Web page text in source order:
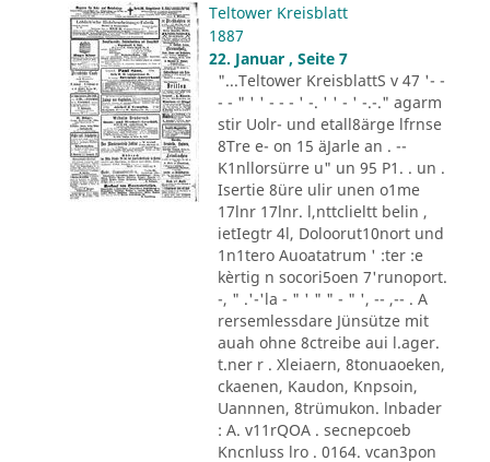
Teltower Kreisblatt
1887
22. Januar , Seite 7
"...Teltower KreisblattS v 47 '- -
- - " ' ' - - - ' -. ' ' - ' -.-." agarm
stir Uolr- und etall8ärge lfrnse
8Tre e- on 15 äJarle an . --
K1nllorsürre u" un 95 P1. . un .
Isertie 8üre ulir unen o1me
17lnr 17lnr. l,nttclieltt belin ,
ietIegtr 4l, Doloorut10nort und
1n1tero Auoatatrum ' :ter :e
kèrtig n socori5oen 7'runoport.
-, " .'-'la - " ' " " - " ', -- ,-- . A
rersemlessdare Jünsütze mit
auah ohne 8ctreibe aui l.ager.
t.ner r . Xleiaern, 8tonuaoeken,
ckaenen, Kaudon, Knpsoin,
Uannnen, 8trümukon. lnbader
: A. v11rQOA . secnepcoeb
Kncnluss lro . 0164. vcan3pon